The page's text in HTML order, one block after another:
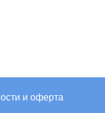
и оферта